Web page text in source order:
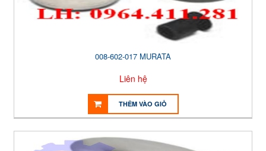
008-602-017 MURATA
Liên hệ
THÊM VÀO GIỎ